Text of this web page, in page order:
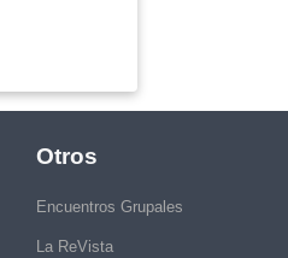
Otros
Encuentros Grupales
La ReVista